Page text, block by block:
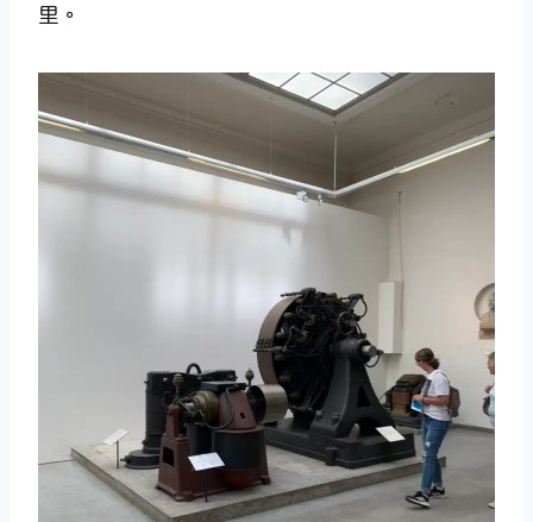
里。